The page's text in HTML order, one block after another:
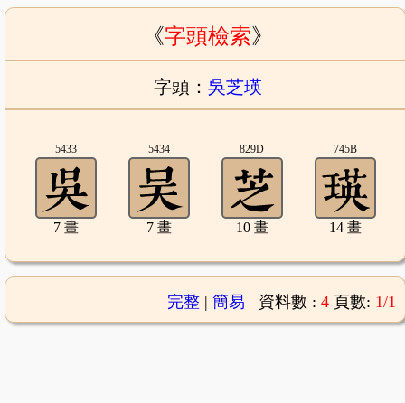
《字頭檢索》
字頭： 吳芝瑛
5433
7 畫
5434
7 畫
829D
10 畫
745B
14 畫
完整| 簡易 資料數 : 4 頁數: 1/1